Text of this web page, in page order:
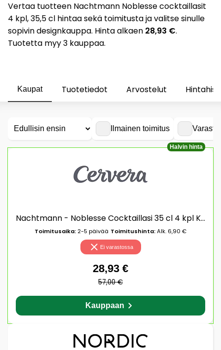
Vertaa tuotteen Nachtmann Noblesse cocktaillasit
4 kpl, 35,5 cl hintaa sekä toimitusta ja valitse sinulle
sopivin designkauppa. Hinta alkaen 28,93 €.
Tuotetta myy 3 kauppaa.
Kaupat Tuotetiedot Arvostelut
Ilmainen toimitus
Halvin hinta
Nachtmann - Noblesse Cocktaillasi 35 cl 4 kpl Kirkas
Toimitusaika: 2-5 päivää Toimitushinta:Alk. 6,90 €
Ei varastossa
28,93 €
57,00 €
Kauppaan